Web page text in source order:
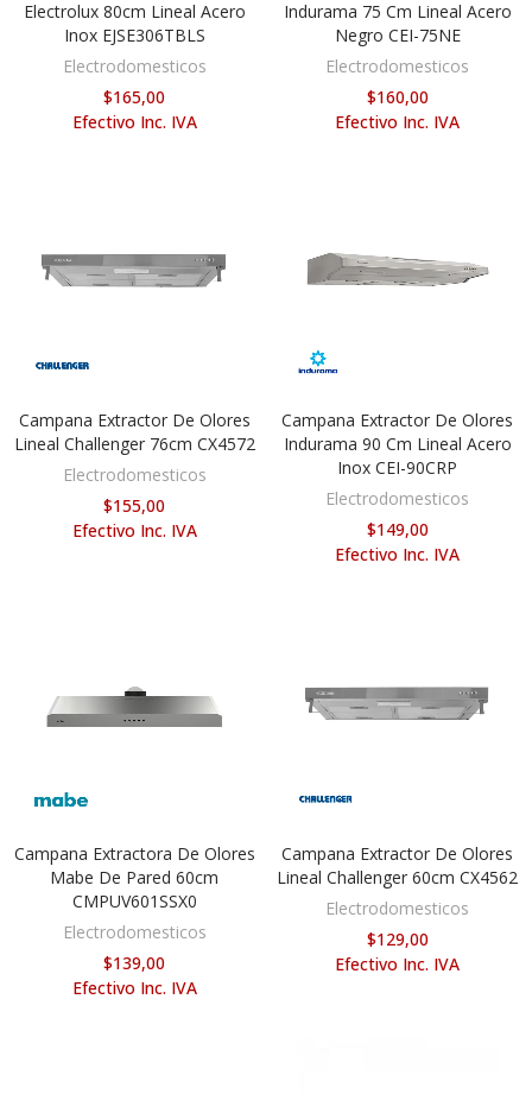
Electrolux 80cm Lineal Acero
Inox EJSE306TBLS
Electrodomesticos
$165,00
Efectivo Inc. IVA
Indurama 75 Cm Lineal Acero
Negro CEI-75NE
Electrodomesticos
$160,00
Efectivo Inc. IVA
AÑADIR AL CARRITO
Campana Extractor De Olores
Lineal Challenger 76cm CX4572
Electrodomesticos
$155,00
Efectivo Inc. IVA
AÑADIR AL CARRITO
Campana Extractor De Olores
Indurama 90 Cm Lineal Acero
Inox CEI-90CRP
Electrodomesticos
$149,00
Efectivo Inc. IVA
AÑADIR AL CARRITO
Campana Extractora De Olores
Mabe De Pared 60cm
CMPUV601SSX0
Electrodomesticos
$139,00
Efectivo Inc. IVA
AÑADIR AL CARRITO
Campana Extractor De Olores
Lineal Challenger 60cm CX4562
Electrodomesticos
$129,00
Efectivo Inc. IVA